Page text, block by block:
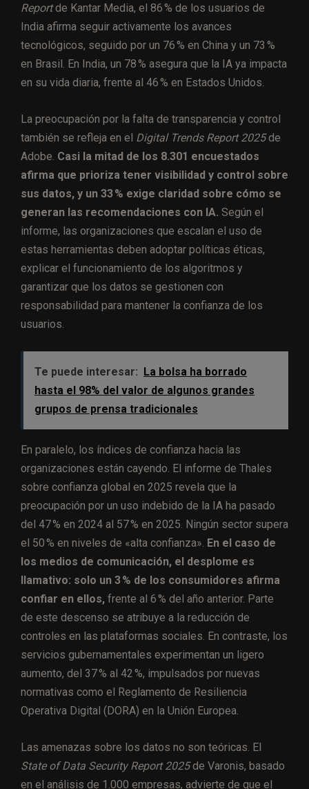
Reportde Kantar Media, el 86 % de los usuarios de
India afirma seguir activamente los avances
tecnológicos, seguido por un 76 % en China y un 73 %
en Brasil. En India, un 78 % asegura que la IA ya impacta
en su vida diaria, frente al 46 % en Estados Unidos.
La preocupación por la falta de transparencia y control
también se refleja en el Digital Trends Report 2025de
Adobe. Casi la mitad de los 8.301 encuestados
afirma que prioriza tener visibilidad y control sobre
sus datos, y un 33 % exige claridad sobre cómo se
generan las recomendaciones con IA. Según el
informe, las organizaciones que escalan el uso de
estas herramientas deben adoptar políticas éticas,
explicar el funcionamiento de los algoritmos y
garantizar que los datos se gestionen con
responsabilidad para mantener la confianza de los
usuarios.
Te puede interesar: La bolsa ha borrado
hasta el 98% del valor de algunos grandes
grupos de prensa tradicionales
En paralelo, los índices de confianza hacia las
organizaciones están cayendo. El informe de Thales
sobre confianza global en 2025 revela que la
preocupación por un uso indebido de la IA ha pasado
del 47 % en 2024 al 57 % en 2025. Ningún sector supera
el 50 % en niveles de «alta confianza». En el caso de
los medios de comunicación, el desplome es
llamativo: solo un 3 % de los consumidores afirma
confiar en ellos, frente al 6 % del año anterior. Parte
de este descenso se atribuye a la reducción de
controles en las plataformas sociales. En contraste, los
servicios gubernamentales experimentan un ligero
aumento, del 37 % al 42 %, impulsados por nuevas
normativas como el Reglamento de Resiliencia
Operativa Digital (DORA) en la Unión Europea.
Las amenazas sobre los datos no son teóricas. El
State of Data Security Report 2025de Varonis, basado
en el análisis de 1.000 empresas, advierte de que el